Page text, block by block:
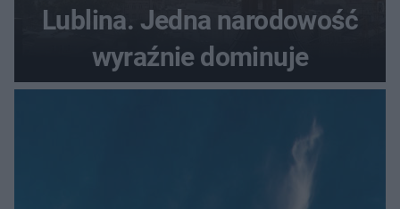
Lublina. Jedna narodowość
wyraźnie dominuje